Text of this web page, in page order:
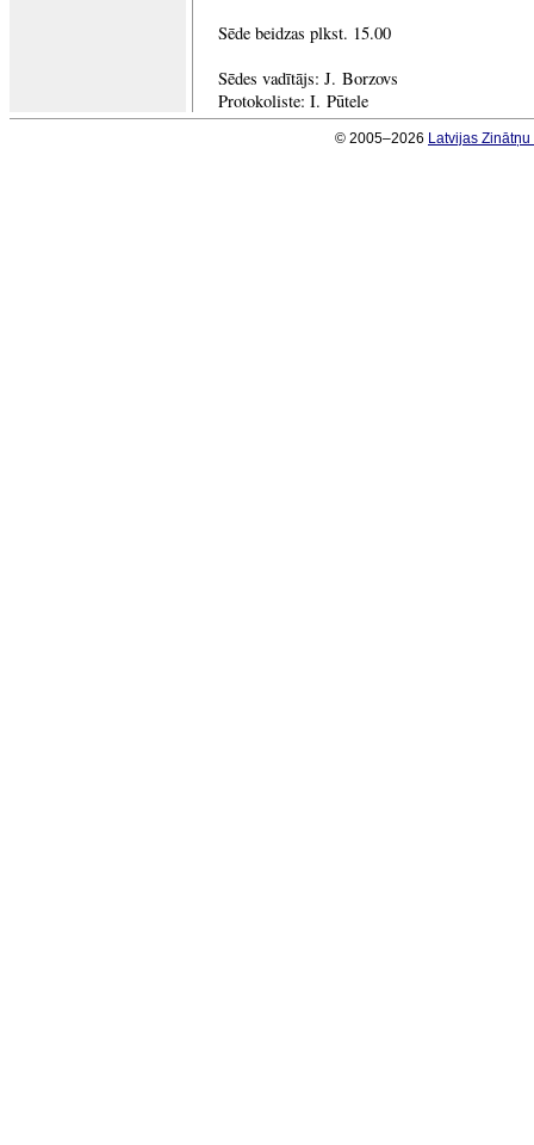
Sēde beidzas plkst. 15.00
Sēdes vadītājs: J. Borzovs
Protokoliste: I. Pūtele
© 2005–2026 Latvijas